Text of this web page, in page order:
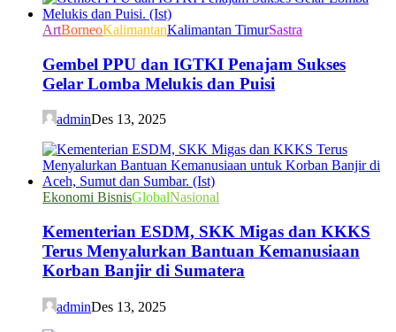
ArtBorneoKalimantanKalimantan TimurSastra
Gembel PPU dan IGTKI Penajam Sukses
Gelar Lomba Melukis dan Puisi
adminDes 13, 2025
Ekonomi BisnisGlobalNasional
Kementerian ESDM, SKK Migas dan KKKS
Terus Menyalurkan Bantuan Kemanusiaan
Korban Banjir di Sumatera
adminDes 13, 2025